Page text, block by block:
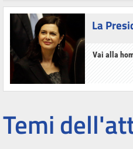
La
Vai alla
Temi